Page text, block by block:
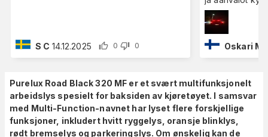
S C 14.12.2025 0 0 Oskari M
Purelux Road Black 320 MF er et svært multifunksjonelt
arbeidslys spesielt for baksiden av kjøretøyet. I samsvar
med Multi-Function-navnet har lyset flere forskjellige
funksjoner, inkludert hvitt ryggelys, oransje blinklys,
rødt bremselys og parkeringslys. Om ønskelig kan de